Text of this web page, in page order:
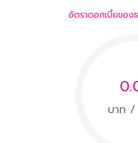
อัตราดอกเบี้ยของ
บาท /